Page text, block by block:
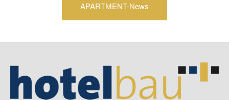
APARTMENT-News